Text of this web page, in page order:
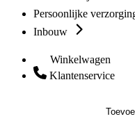
Persoonlijke
Inbouw
Winkelwagen
Klantenservice